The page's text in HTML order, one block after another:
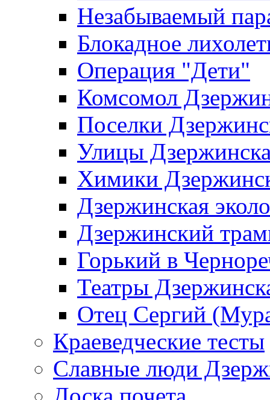
Незабываемый
Блокадное
Операция "Дети"
Комсомол
Поселки
Улицы
Химики
Дзержинская
Дзержинский
Горький в
Театры
Отец Сергий
Краеведческие тесты
Славные люди